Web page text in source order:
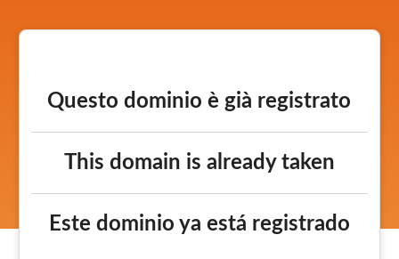
Questo dominio è già registrato
This domain is already taken
Este dominio ya está registrado